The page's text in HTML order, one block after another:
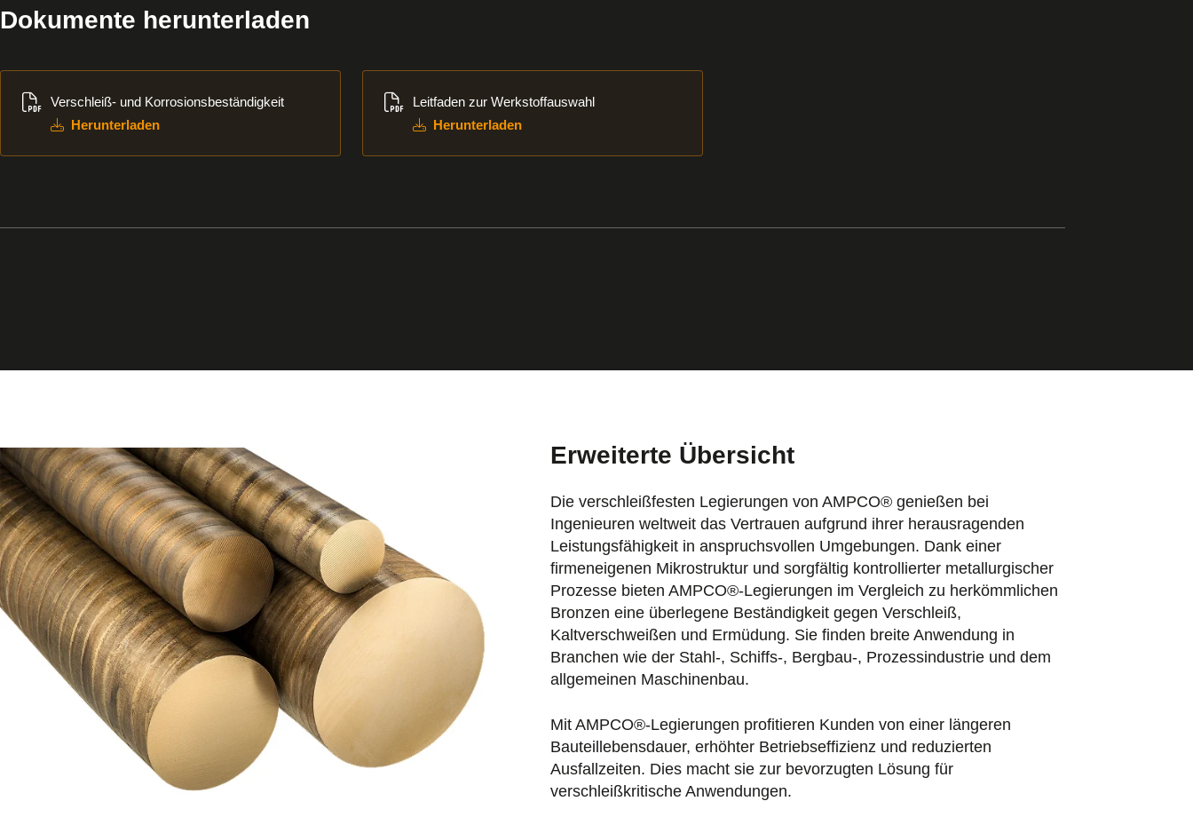
Dokumente herunterladen
Verschleiß- und Korrosionsbeständigkeit
Herunterladen
Leitfaden zur Werkstoffauswahl
Herunterladen
Erweiterte Übersicht
Die verschleißfesten Legierungen von AMPCO® genießen bei
Ingenieuren weltweit das Vertrauen aufgrund ihrer herausragenden
Leistungsfähigkeit in anspruchsvollen Umgebungen. Dank einer
firmeneigenen Mikrostruktur und sorgfältig kontrollierter metallurgischer
Prozesse bieten AMPCO®-Legierungen im Vergleich zu herkömmlichen
Bronzen eine überlegene Beständigkeit gegen Verschleiß,
Kaltverschweißen und Ermüdung. Sie finden breite Anwendung in
Branchen wie der Stahl-, Schiffs-, Bergbau-, Prozessindustrie und dem
allgemeinen Maschinenbau.
Mit AMPCO®-Legierungen profitieren Kunden von einer längeren
Bauteillebensdauer, erhöhter Betriebseffizienz und reduzierten
Ausfallzeiten. Dies macht sie zur bevorzugten Lösung für
verschleißkritische Anwendungen.